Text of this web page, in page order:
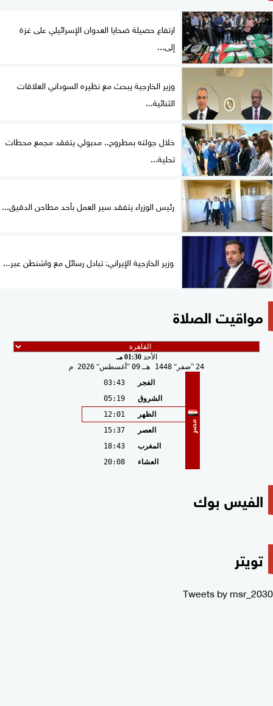
ارتفاع حصيلة ضحايا العدوان الإسرائيلي على غزة
إلى...
وزير الخارجية يبحث مع نظيره السوداني العلاقات
الثنائية...
خلال جولته بمطروح.. مدبولي يتفقد مجمع محطات
تحلية...
رئيس الوزراء يتفقد سير العمل بأحد مطاحن الدقيق...
وزير الخارجية الإيراني: تبادل رسائل مع واشنطن عبر...
مواقيت الصلاة
الأحد01:30 مـ
24 صفر 1448 هـ 09 أغسطس 2026 م
مصر
الفجر
03:43
الشروق
05:19
الظهر
12:01
العصر
15:37
المغرب
18:43
العشاء
20:08
الفيس بوك
تويتر
Tweets by msr_2030